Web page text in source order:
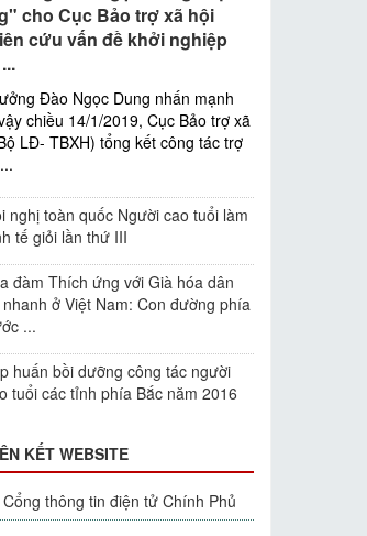
cho Cục Bảo trợ xã hội
cứu vấn đề khởi nghiệp
Đào Ngọc Dung nhấn mạnh
chiều 14/1/2019, Cục Bảo trợ xã
LĐ- TBXH) tổng kết công tác trợ
nghị toàn quốc Người cao tuổi làm
tế giỏi lần thứ III
đàm Thích ứng với Già hóa dân
ở Việt Nam: Con đường phía
...
huấn bồi dưỡng công tác người
tuổi các tỉnh phía Bắc năm 2016
KẾT WEBSITE
Cổng thông tin điện tử Chính Phủ